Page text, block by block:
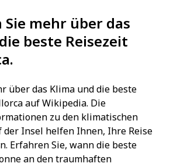
Sie mehr über das
beste Reisezeit
über das Klima und die beste
auf Wikipedia. Die
zu den klimatischen
der Insel helfen Ihnen, Ihre Reise
Erfahren Sie, wann die beste
an den traumhaften